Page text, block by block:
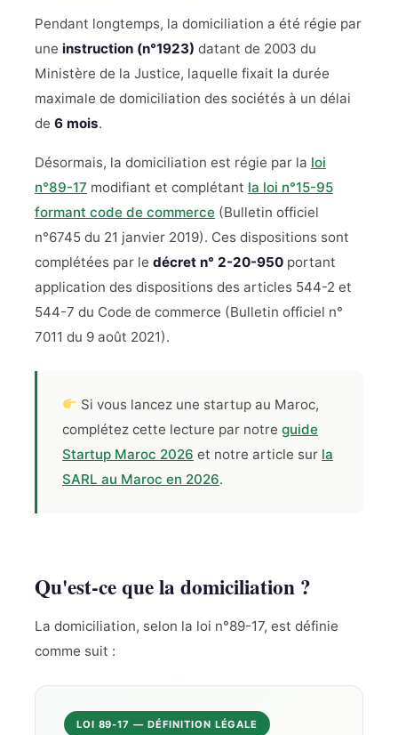
Pendant longtemps, la domiciliation a été régie par
une instruction (n°1923) datant de 2003 du
Ministère de la Justice, laquelle fixait la durée
maximale de domiciliation des sociétés à un délai
de 6 mois.
Désormais, la domiciliation est régie par la loi
n°89-17 modifiant et complétant la loi n°15-95
formant code de commerce (Bulletin officiel
n°6745 du 21 janvier 2019). Ces dispositions sont
complétées par le décret n° 2-20-950 portant
application des dispositions des articles 544-2 et
544-7 du Code de commerce (Bulletin officiel n°
7011 du 9 août 2021).
Si vous lancez une startup au Maroc,
complétez cette lecture par notre guide
Startup Maroc 2026 et notre article sur la
SARL au Maroc en 2026.
Qu'est-ce que la domiciliation ?
La domiciliation, selon la loi n°89-17, est définie
comme suit :
LOI 89-17 — DÉFINITION LÉGALE